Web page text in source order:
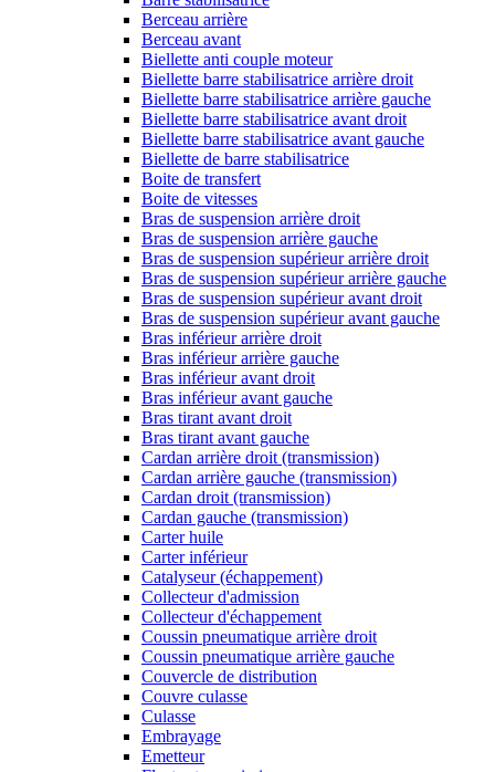
Berceau arrière
Berceau avant
Biellette anti couple moteur
Biellette barre stabilisatrice arrière droit
Biellette barre stabilisatrice arrière gauche
Biellette barre stabilisatrice avant droit
Biellette barre stabilisatrice avant gauche
Biellette de barre stabilisatrice
Boite de transfert
Boite de vitesses
Bras de suspension arrière droit
Bras de suspension arrière gauche
Bras de suspension supérieur arrière droit
Bras de suspension supérieur arrière gauche
Bras de suspension supérieur avant droit
Bras de suspension supérieur avant gauche
Bras inférieur arrière droit
Bras inférieur arrière gauche
Bras inférieur avant droit
Bras inférieur avant gauche
Bras tirant avant droit
Bras tirant avant gauche
Cardan arrière droit (transmission)
Cardan arrière gauche (transmission)
Cardan droit (transmission)
Cardan gauche (transmission)
Carter huile
Carter inférieur
Catalyseur (échappement)
Collecteur d'admission
Collecteur d'échappement
Coussin pneumatique arrière droit
Coussin pneumatique arrière gauche
Couvercle de distribution
Couvre culasse
Culasse
Embrayage
Emetteur